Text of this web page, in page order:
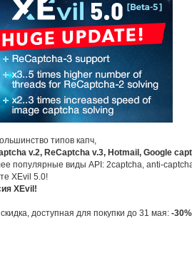
типов капч,
v.2, ReCaptcha v.3, Hotmail, Google
популярные виды API: 2captcha, anti-
XEvil 5.0!
XEvil!
доступная для покупки до 31 мая: -